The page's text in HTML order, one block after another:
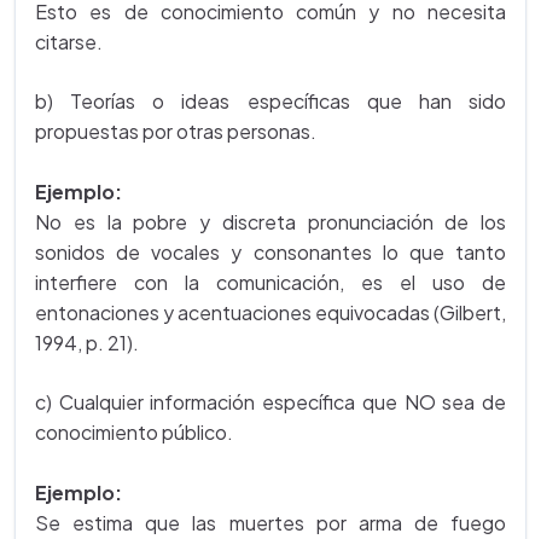
Esto es de conocimiento común y no necesita
citarse.
b) Teorías o ideas específicas que han sido
propuestas por otras personas.
Ejemplo:
No es la pobre y discreta pronunciación de los
sonidos de vocales y consonantes lo que tanto
interfiere con la comunicación, es el uso de
entonaciones y acentuaciones equivocadas (Gilbert,
1994, p. 21).
c) Cualquier información específica que NO sea de
conocimiento público.
Ejemplo:
Se estima que las muertes por arma de fuego